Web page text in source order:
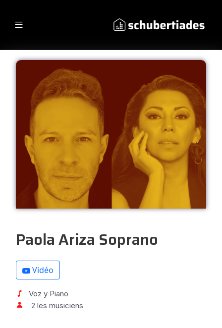
Paola Ariza Soprano
Vidéo
Voz y Piano
2 les musiciens